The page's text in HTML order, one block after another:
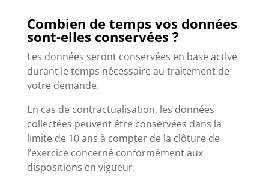
Combien de temps vos données
sont-elles conservées ?
Les données seront conservées en base active
durant le temps nécessaire au traitement de
votre demande.
En cas de contractualisation, les données
collectées peuvent être conservées dans la
limite de 10 ans à compter de la clôture de
l’exercice concerné conformément aux
dispositions en vigueur.